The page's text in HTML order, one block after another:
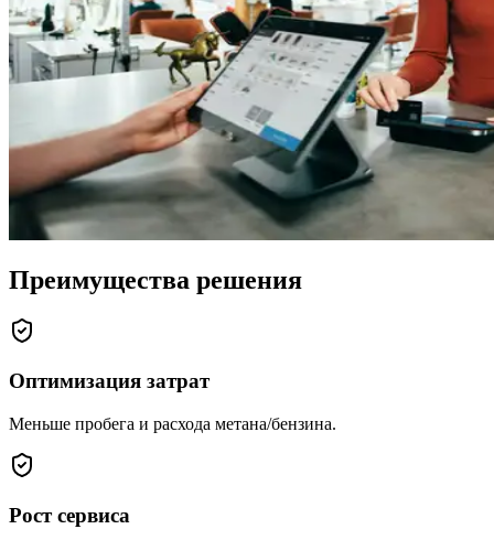
Преимущества решения
Оптимизация затрат
Меньше пробега и расхода метана/бензина.
Рост сервиса